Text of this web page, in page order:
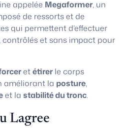
appelée Megaformer, un
de ressorts et de
qui permettent d’effectuer
contrôlés et sans impact pour
etétirerle corps
améliorant la posture,
et la stabilité du tronc.
Lagree